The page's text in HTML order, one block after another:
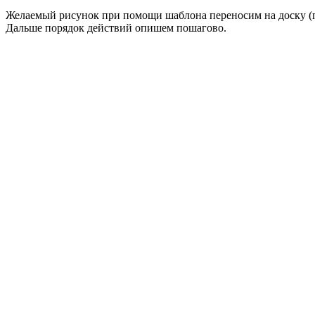
Желаемый рисунок при помощи шаблона переносим на доску
Дальше порядок действий опишем пошагово.